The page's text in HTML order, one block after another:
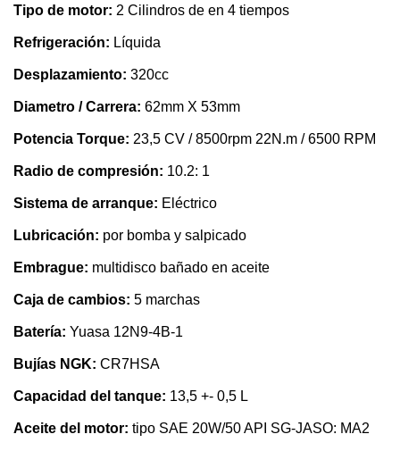
Tipo de motor: 2 Cilindros de en 4 tiempos
Refrigeración: Líquida
Desplazamiento: 320cc
Diametro / Carrera: 62mm X 53mm
Potencia Torque: 23,5 CV / 8500rpm 22N.m / 6500 RPM
Radio de compresión: 10.2: 1
Sistema de arranque: Eléctrico
Lubricación: por bomba y salpicado
Embrague: multidisco bañado en aceite
Caja de cambios: 5 marchas
Batería: Yuasa 12N9-4B-1
Bujías NGK: CR7HSA
Capacidad del tanque: 13,5 +- 0,5 L
Aceite del motor: tipo SAE 20W/50 API SG-JASO: MA2